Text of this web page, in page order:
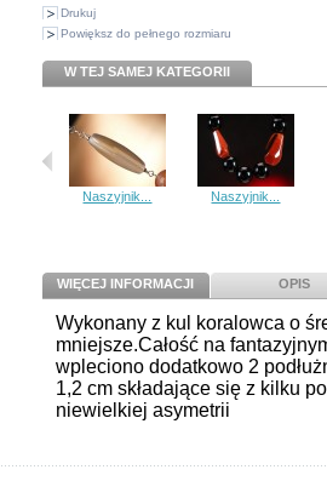
Drukuj
Powiększ do pełnego rozmiaru
W TEJ SAMEJ KATEGORII
Naszyjnik... Naszyjnik...
WIĘCEJ INFORMACJI OPIS
Wykonany z kul koralowca o
mniejsze.Całość na
wpleciono dodatkowo 2
1,2 cm składające się z kilku
niewielkiej asymetrii